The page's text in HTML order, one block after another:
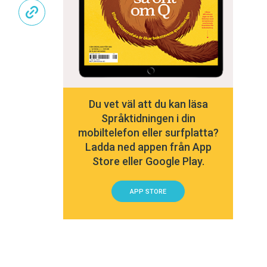
Du vet väl att du kan läsa
Språktidningen i din
mobiltelefon eller surfplatta?
Ladda ned appen från App
Store eller Google Play.
APP STORE